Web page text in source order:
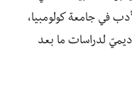
في جامعة كولومبيا،
لدراسات ما بعد